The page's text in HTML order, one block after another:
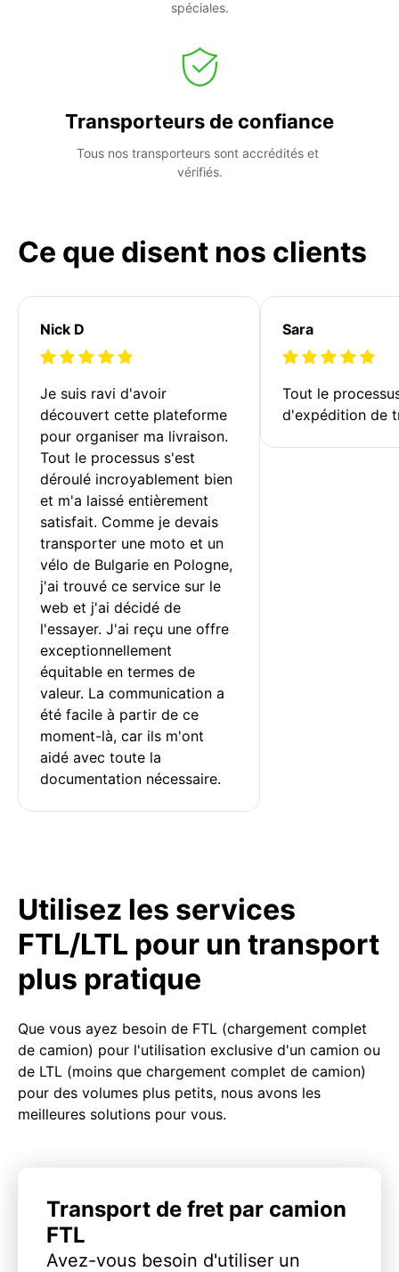
spéciales.
Transporteurs de confiance
Tous nos transporteurs sont accrédités et
vérifiés.
Ce que disent nos clients
Nick D
Je suis ravi d'avoir
découvert cette plateforme
pour organiser ma livraison.
Tout le processus s'est
déroulé incroyablement bien
et m'a laissé entièrement
satisfait. Comme je devais
transporter une moto et un
vélo de Bulgarie en Pologne,
j'ai trouvé ce service sur le
web et j'ai décidé de
l'essayer. J'ai reçu une offre
exceptionnellement
équitable en termes de
valeur. La communication a
été facile à partir de ce
moment-là, car ils m'ont
aidé avec toute la
documentation nécessaire.
Sara
Tout le
d'expédition de
Utilisez les services
FTL/LTL pour un transport
plus pratique
Que vous ayez besoin de FTL (chargement complet
de camion) pour l'utilisation exclusive d'un camion ou
de LTL (moins que chargement complet de camion)
pour des volumes plus petits, nous avons les
meilleures solutions pour vous.
Transport de fret par camion
FTL
Avez-vous besoin d'utiliser un